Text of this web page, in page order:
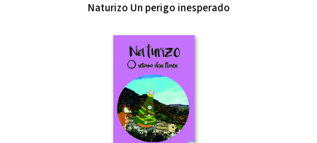
Naturizo Un perigo inesperado